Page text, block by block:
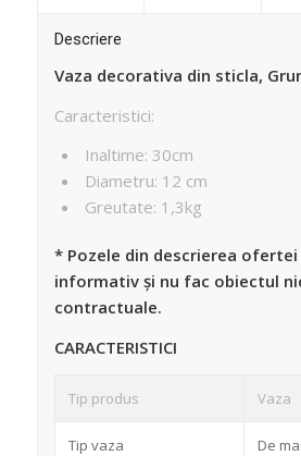
Descriere
Vaza decorativa din sticla,
Caracteristici:
Inaltime: 30cm
Diametru: 12 cm
Greutate: 1,3kg
* Pozele din descrierea
informativ și nu fac obiectul
contractuale.
CARACTERISTICI
Tip produs Vaza
Tip vaza De